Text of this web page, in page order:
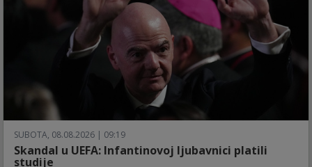
SUBOTA, 08.08.2026 | 09:19
Skandal u UEFA: Infantinovoj ljubavnici platili
studije